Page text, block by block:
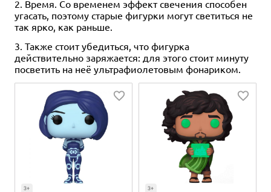
2. Время. Со временем эффект свечения способен
угасать, поэтому старые фигурки могут светиться не
так ярко, как раньше.
3. Также стоит убедиться, что фигурка
действительно заряжается: для этого стоит минуту
посветить на неё ультрафиолетовым фонариком.
3+ 3+